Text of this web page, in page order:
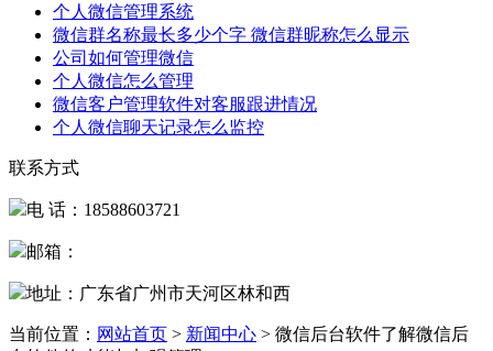
个人微信管理系统
微信群名称最长多少个字 微信群昵称怎么显示
公司如何管理微信
个人微信怎么管理
微信客户管理软件对客服跟进情况
个人微信聊天记录怎么监控
联系方式
电 话：18588603721
邮箱：
地址：广东省广州市天河区林和西
当前位置： 网站首页 > 新闻中心 > 微信后台软件了解微信后